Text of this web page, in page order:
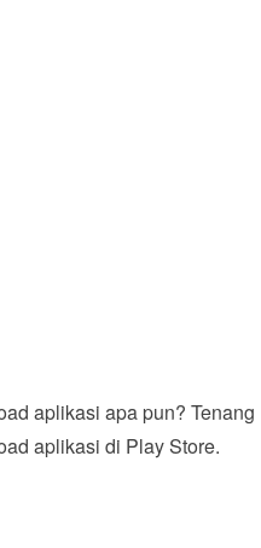
aplikasi apa pun? Tenang
aplikasi di Play Store.